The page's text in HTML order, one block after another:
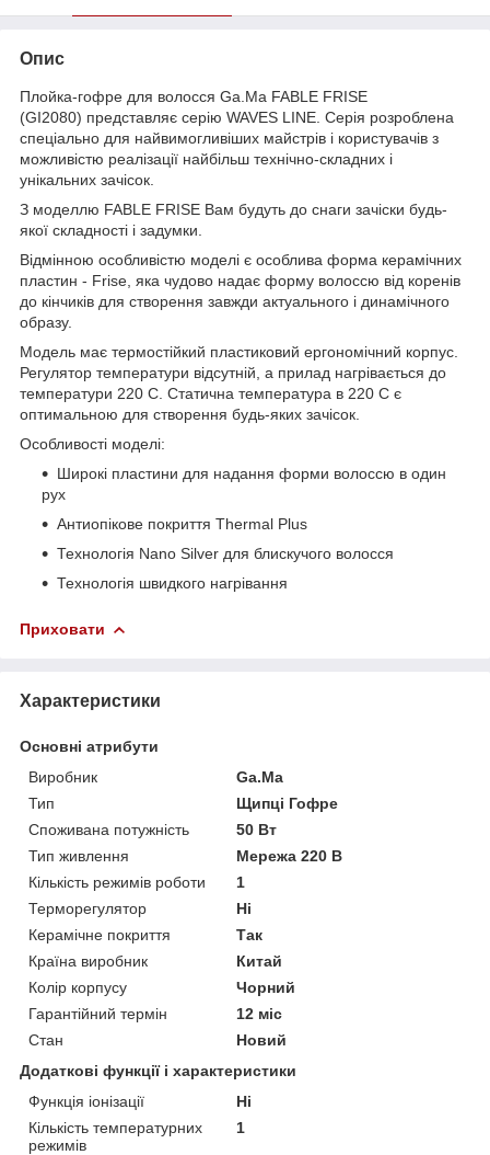
Опис
Плойка-гофре для волосся Ga.Ma FABLE FRISE
(GI2080) представляє серію WAVES LINE. Серія розроблена
спеціально для найвимогливіших майстрів і користувачів з
можливістю реалізації найбільш технічно-складних і
унікальних зачісок.
З моделлю FABLE FRISE Вам будуть до снаги зачіски будь-
якої складності і задумки.
Відмінною особливістю моделі є особлива форма керамічних
пластин - Frise, яка чудово надає форму волоссю від коренів
до кінчиків для створення завжди актуального і динамічного
образу.
Модель має термостійкий пластиковий ергономічний корпус.
Регулятор температури відсутній, а прилад нагрівається до
температури 220 C. Статична температура в 220 C є
оптимальною для створення будь-яких зачісок.
Особливості моделі:
Широкі пластини для надання форми волоссю в один
рух
Антиопікове покриття Thermal Plus
Технологія Nano Silver для блискучого волосся
Технологія швидкого нагрівання
Приховати
Характеристики
Основні атрибути
Виробник
Ga.Ma
Тип
Щипці Гофре
Споживана потужність
50 Вт
Тип живлення
Мережа 220 В
Кількість режимів роботи
1
Терморегулятор
Ні
Керамічне покриття
Так
Країна виробник
Китай
Колір корпусу
Чорний
Гарантійний термін
12 міс
Стан
Новий
Додаткові функції і характеристики
Функція іонізації
Ні
Кількість температурних
режимів
1